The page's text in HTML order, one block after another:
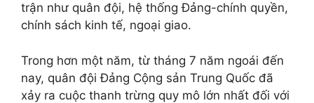
trận như quân đội, hệ thống Đảng-chính quyền,
chính sách kinh tế, ngoại giao.
Trong hơn một năm, từ tháng 7 năm ngoái đến
nay, quân đội Đảng Cộng sản Trung Quốc đã
xảy ra cuộc thanh trừng quy mô lớn nhất đối với